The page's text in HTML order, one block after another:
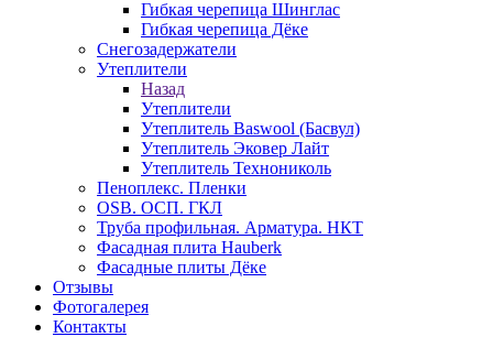
Гибкая черепица Шинглас
Гибкая черепица Дёке
Снегозадержатели
Утеплители
Назад
Утеплители
Утеплитель Baswool (Басвул)
Утеплитель Эковер Лайт
Утеплитель Технониколь
Пеноплекс. Пленки
OSB. ОСП. ГКЛ
Труба профильная. Арматура. НКТ
Фасадная плита Hauberk
Фасадные плиты Дёке
Отзывы
Фотогалерея
Контакты